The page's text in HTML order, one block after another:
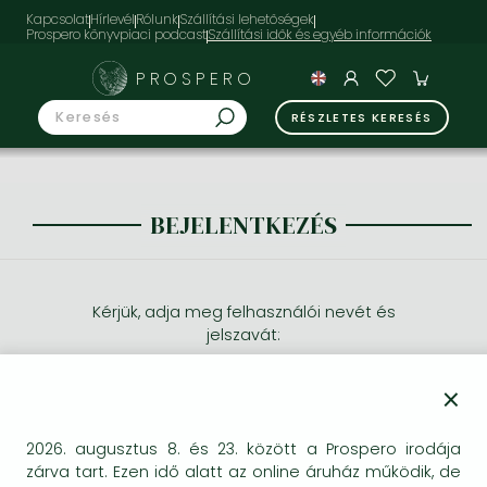
KapcsolatHírlevélRólunkSzállítási lehetőségek
Prospero könyvpiaci podcast
PROSPERO
RÉSZLETES KERESÉS
BEJELENTKEZÉS
Kérjük, adja meg felhasználói nevét és
jelszavát:
×
2026. augusztus 8. és 23. között a Prospero irodája
zárva tart. Ezen idő alatt az online áruház működik, de